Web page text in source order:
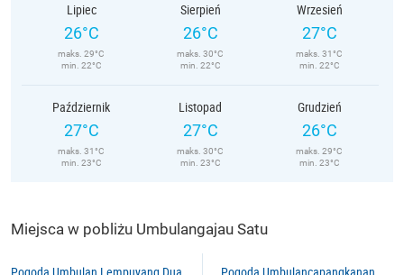
Lipiec
26°C
maks. 29°C
min. 22°C
Sierpień
26°C
maks. 30°C
min. 22°C
Wrzesień
27°C
maks. 31°C
min. 22°C
Październik
27°C
maks. 31°C
min. 23°C
Listopad
27°C
maks. 30°C
min. 23°C
Grudzień
26°C
maks. 29°C
min. 23°C
Miejsca w pobliżu Umbulangajau Satu